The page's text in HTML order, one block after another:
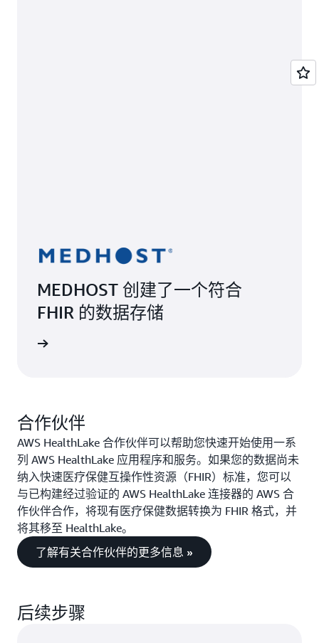
MEDHOST 创建了一个符合
FHIR 的数据存储
合作伙伴
AWS HealthLake 合作伙伴可以帮助您快速开始使用一系
列 AWS HealthLake 应用程序和服务。如果您的数据尚未
纳入快速医疗保健互操作性资源（FHIR）标准，您可以
与已构建经过验证的 AWS HealthLake 连接器的 AWS 合
作伙伴合作，将现有医疗保健数据转换为 FHIR 格式，并
将其移至 HealthLake。
了解有关合作伙伴的更多信息 »
后续步骤